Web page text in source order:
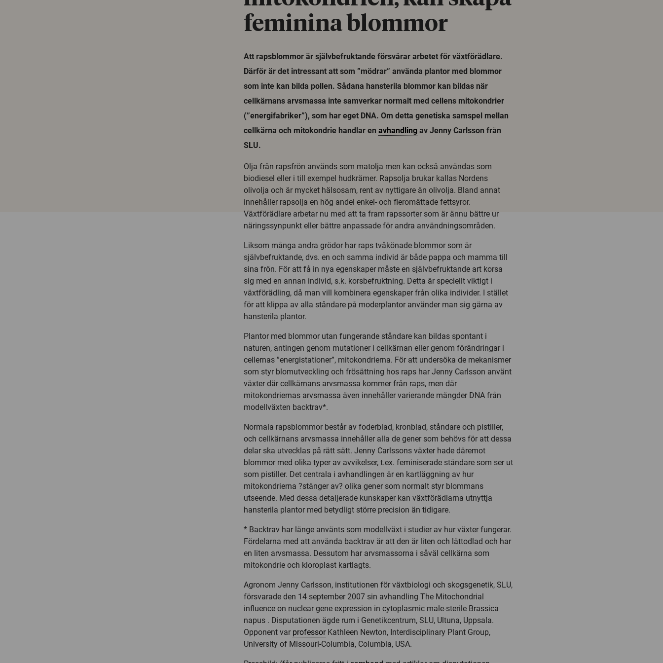
feminina blommor
Att rapsblommor är självbefruktande försvårar arbetet för växtförädlare.
Därför är det intressant att som ”mödrar” använda plantor med blommor
som inte kan bilda pollen. Sådana hansterila blommor kan bildas när
cellkärnans arvsmassa inte samverkar normalt med cellens mitokondrier
(”energifabriker”), som har eget DNA. Om detta genetiska samspel mellan
cellkärna och mitokondrie handlar en avhandling av Jenny Carlsson från
SLU.
Olja från rapsfrön används som matolja men kan också användas som
biodiesel eller i till exempel hudkrämer. Rapsolja brukar kallas Nordens
olivolja och är mycket hälsosam, rent av nyttigare än olivolja. Bland annat
innehåller rapsolja en hög andel enkel- och fleromättade fettsyror.
Växtförädlare arbetar nu med att ta fram rapssorter som är ännu bättre ur
näringssynpunkt eller bättre anpassade för andra användningsområden.
Liksom många andra grödor har raps tvåkönade blommor som är
självbefruktande, dvs. en och samma individ är både pappa och mamma till
sina frön. För att få in nya egenskaper måste en självbefruktande art korsa
sig med en annan individ, s.k. korsbefruktning. Detta är speciellt viktigt i
växtförädling, då man vill kombinera egenskaper från olika individer. I stället
för att klippa av alla ståndare på moderplantor använder man sig gärna av
hansterila plantor.
Plantor med blommor utan fungerande ståndare kan bildas spontant i
naturen, antingen genom mutationer i cellkärnan eller genom förändringar i
cellernas ”energistationer”, mitokondrierna. För att undersöka de mekanismer
som styr blomutveckling och frösättning hos raps har Jenny Carlsson använt
växter där cellkärnans arvsmassa kommer från raps, men där
mitokondriernas arvsmassa även innehåller varierande mängder DNA från
modellväxten backtrav*.
Normala rapsblommor består av foderblad, kronblad, ståndare och pistiller,
och cellkärnans arvsmassa innehåller alla de gener som behövs för att dessa
delar ska utvecklas på rätt sätt. Jenny Carlssons växter hade däremot
blommor med olika typer av avvikelser, t.ex. feminiserade ståndare som ser ut
som pistiller. Det centrala i avhandlingen är en kartläggning av hur
mitokondrierna ?stänger av? olika gener som normalt styr blommans
utseende. Med dessa detaljerade kunskaper kan växtförädlarna utnyttja
hansterila plantor med betydligt större precision än tidigare.
* Backtrav har länge använts som modellväxt i studier av hur växter fungerar.
Fördelarna med att använda backtrav är att den är liten och lättodlad och har
en liten arvsmassa. Dessutom har arvsmassorna i såväl cellkärna som
mitokondrie och kloroplast kartlagts.
Agronom Jenny Carlsson, institutionen för växtbiologi och skogsgenetik, SLU,
försvarade den 14 september 2007 sin avhandling The Mitochondrial
influence on nuclear gene expression in cytoplasmic male-sterile Brassica
napus . Disputationen ägde rum i Genetikcentrum, SLU, Ultuna, Uppsala.
Opponent var professorKathleen Newton, Interdisciplinary Plant Group,
University of Missouri-Columbia, Columbia, USA.